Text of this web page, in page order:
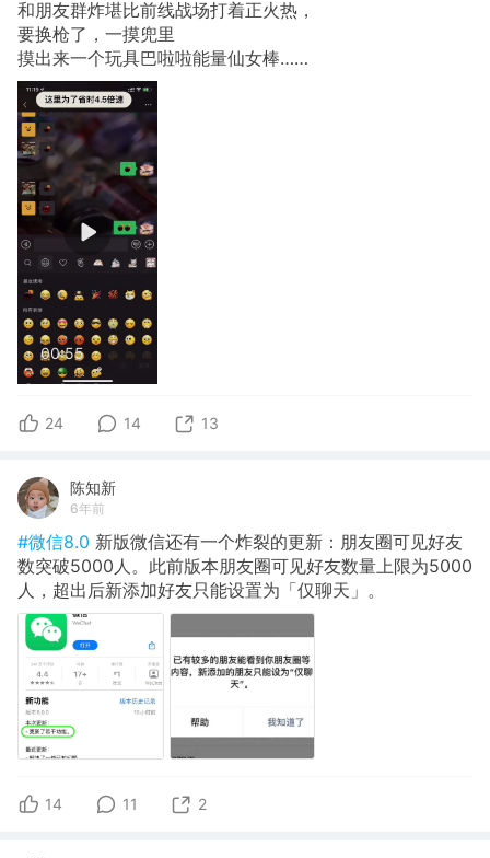
和朋友群炸堪比前线战场打着正火热，
要换枪了，一摸兜里
摸出来一个玩具巴啦啦能量仙女棒……
00:55
24 14 13
陈知新
6年前
#微信8.0 新版微信还有一个炸裂的更新：朋友圈可见好友
数突破5000人。此前版本朋友圈可见好友数量上限为5000
人，超出后新添加好友只能设置为「仅聊天」。
14 11 2